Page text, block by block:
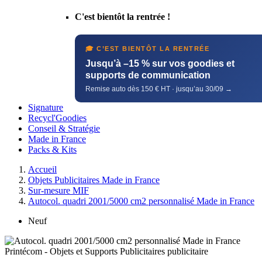
C'est bientôt la rentrée !
🎓 C’EST BIENTÔT LA RENTRÉE
Jusqu’à –15 % sur vos goodies et
supports de communication
Remise auto dès 150 € HT · jusqu’au 30/09 →
Signature
Recycl'Goodies
Conseil & Stratégie
Made in France
Packs & Kits
Accueil
Objets Publicitaires Made in France
Sur-mesure MIF
Autocol. quadri 2001/5000 cm2 personnalisé Made in France
Neuf